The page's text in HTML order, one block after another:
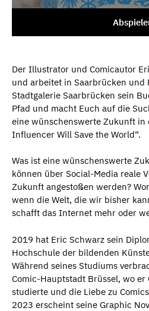
Der Illustrator und Comicautor
und arbeitet in Saarbrücken und
Stadtgalerie Saarbrücken sein
Pfad und macht Euch auf die
eine wünschenswerte Zukunft in
Influencer Will Save the World“.
Was ist eine wünschenswerte
können über Social-Media reale
Zukunft angestoßen werden?
wenn die Welt, die wir bisher
schafft das Internet mehr oder
2019 hat Eric Schwarz sein
Hochschule der bildenden
Während seines Studiums
Comic-Hauptstadt Brüssel, wo
studierte und die Liebe zu
2023 erscheint seine Graphic